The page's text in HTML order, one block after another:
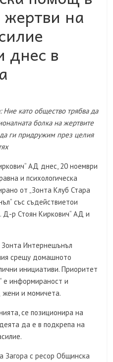
на
днес в
Ние като общество трябва да
болка на жертвите
ги придружим през целия
АД днес, 20 ноември
и психологическа
от „Зонта Клуб Стара
със съдействиетои
р Стоян Киркович“ АД и
Зонта Интернешънъл
срещу домашното
инициативи. Приоритет
е информираност и
жени и момичета.
се позиционира на
да е в подкрепа на
Загора с ресор Общинска